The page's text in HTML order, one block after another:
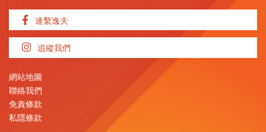
連繫逸夫
追縱我們
網站地圖
聯絡我們
免責條款
私隱條款